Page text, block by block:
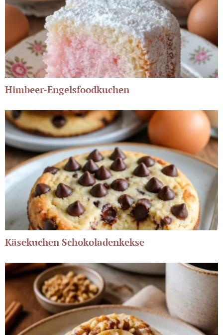
Himbeer-Engelsfoodkuchen
Käsekuchen Schokoladenkekse